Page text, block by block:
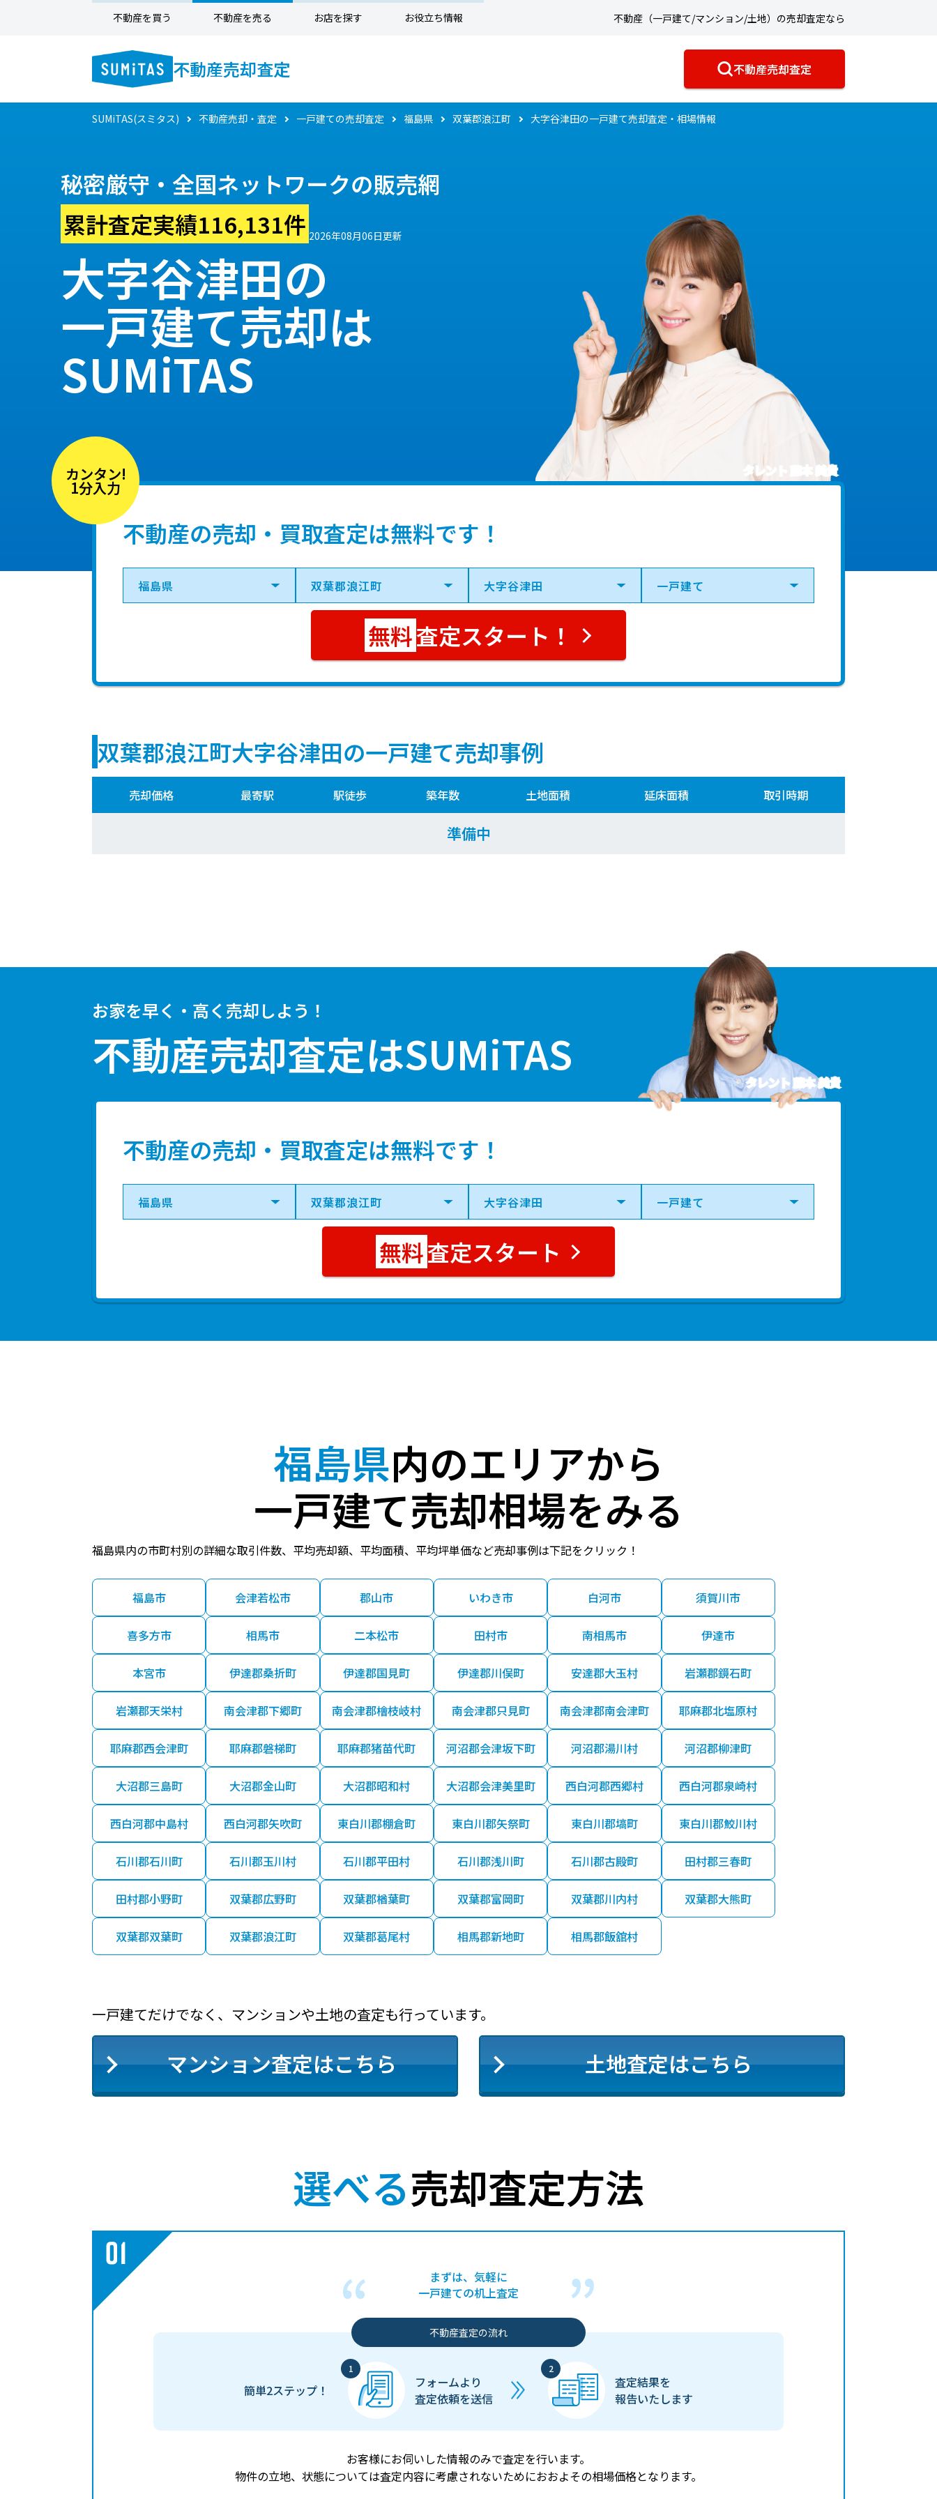
不動産を買う 不動産を売る お店を探す お役立ち情報 不動産（一戸建て/マンション/土地）の売却査定なら
不動産売却査定 不動産売却査定
SUMiTAS(スミタス) 不動産売却・査定 一戸建ての売却査定 福島県 双葉郡浪江町 大字谷津田の一戸建て売却査定・相場情報
秘密厳守・全国ネットワークの販売網
累計査定実績116,131件 2026年08月06日更新
大字谷津田の
一戸建て売却は
SUMiTAS
タレント 藤本 美貴
カンタン!
1分入力
不動産の売却・買取査定は無料です！
査定スタート！
双葉郡浪江町大字谷津田の一戸建て売却事例
売却価格 最寄駅 駅徒歩 築年数 土地面積 延床面積 取引時期
準備中
お家を早く・高く売却しよう！
不動産売却査定はSUMiTAS
不動産の売却・買取査定は無料です！
タレント 藤本 美貴
査定スタート
福島県内のエリアから
一戸建て売却相場をみる
福島県内の市町村別の詳細な取引件数、平均売却額、平均面積、平均坪単価など売却事例は下記をクリック！
福島市 会津若松市 郡山市 いわき市 白河市 須賀川市
喜多方市 相馬市 二本松市 田村市 南相馬市 伊達市
本宮市 伊達郡桑折町 伊達郡国見町 伊達郡川俣町 安達郡大玉村 岩瀬郡鏡石町
岩瀬郡天栄村 南会津郡下郷町 南会津郡檜枝岐村 南会津郡只見町 南会津郡南会津町 耶麻郡北塩原村
耶麻郡西会津町 耶麻郡磐梯町 耶麻郡猪苗代町 河沼郡会津坂下町 河沼郡湯川村 河沼郡柳津町
大沼郡三島町 大沼郡金山町 大沼郡昭和村 大沼郡会津美里町 西白河郡西郷村 西白河郡泉崎村
西白河郡中島村 西白河郡矢吹町 東白川郡棚倉町 東白川郡矢祭町 東白川郡塙町 東白川郡鮫川村
石川郡石川町 石川郡玉川村 石川郡平田村 石川郡浅川町 石川郡古殿町 田村郡三春町
田村郡小野町 双葉郡広野町 双葉郡楢葉町 双葉郡富岡町 双葉郡川内村 双葉郡大熊町
双葉郡双葉町 双葉郡浪江町 双葉郡葛尾村 相馬郡新地町 相馬郡飯舘村
一戸建てだけでなく、マンションや土地の査定も行っています。
マンション査定はこちら 土地査定はこちら
選べる売却査定方法
まずは、気軽に
一戸建ての机上査定
お客様にお伺いした情報のみで査定を行います。
物件の立地、状態については査定内容に考慮されないためにおおよその相場価格となります。
不動産査定の流れ
簡単2ステップ！
フォームより
査定依頼を送信
査定結果を
報告いたします